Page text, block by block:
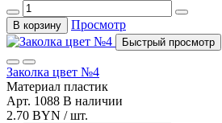
В корзину Просмотр
Быстрый просмотр
Заколка цвет №4
Материал пластик
Арт. 1088 В наличии
2.70 BYN / шт.